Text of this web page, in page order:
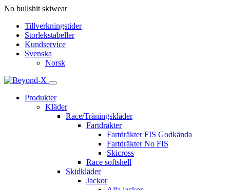
No bullshit skiwear
Tillverkningstider
Storlekstabeller
Kundservice
Svenska
Norsk
Produkter
Kläder
Race/Träningskläder
Fartdräkter
Fartdräkter FIS Godkända
Fartdräkter No FIS
Skicross
Race softshell
Skidkläder
Jackor